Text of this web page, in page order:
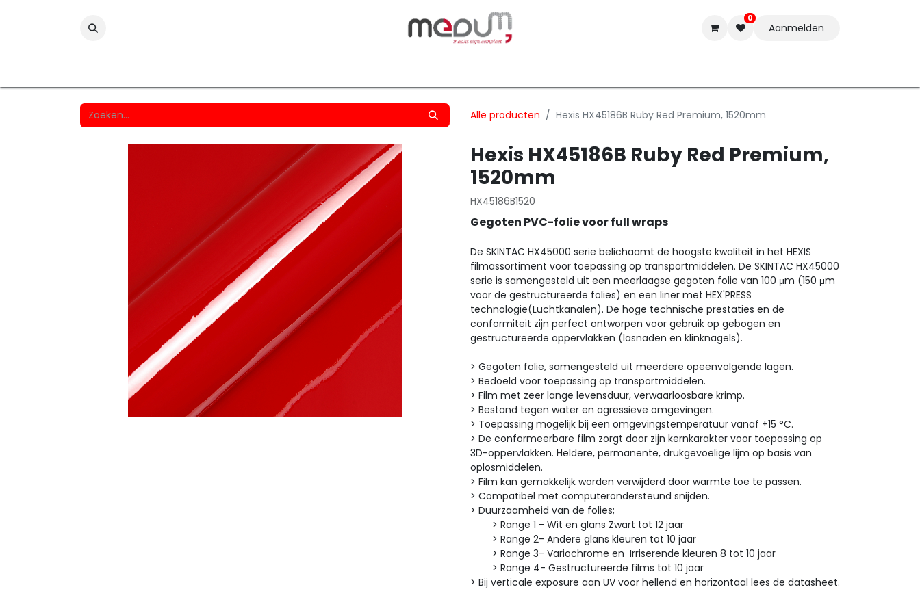
0
Aanmelden
Alle producten Hexis HX45186B Ruby Red Premium, 1520mm
Hexis HX45186B Ruby Red Premium,
1520mm
HX45186B1520
Gegoten PVC-folie voor full wraps
De SKINTAC HX45000 serie belichaamt de hoogste kwaliteit in het HEXIS
filmassortiment voor toepassing op transportmiddelen. De SKINTAC HX45000
serie is samengesteld uit een meerlaagse gegoten folie van 100 μm (150 μm
voor de gestructureerde folies) en een liner met HEX'PRESS
technologie(Luchtkanalen). De hoge technische prestaties en de
conformiteit zijn perfect ontworpen voor gebruik op gebogen en
gestructureerde oppervlakken (lasnaden en klinknagels).
> Gegoten folie, samengesteld uit meerdere opeenvolgende lagen.
> Bedoeld voor toepassing op transportmiddelen.
> Film met zeer lange levensduur, verwaarloosbare krimp.
> Bestand tegen water en agressieve omgevingen.
> Toepassing mogelijk bij een omgevingstemperatuur vanaf +15 °C.
> De conformeerbare film zorgt door zijn kernkarakter voor toepassing op
3D-oppervlakken. Heldere, permanente, drukgevoelige lijm op basis van
oplosmiddelen.
> Film kan gemakkelijk worden verwijderd door warmte toe te passen.
> Compatibel met computerondersteund snijden.
> Duurzaamheid van de folies;
> Range 1 - Wit en glans Zwart tot 12 jaar
> Range 2- Andere glans kleuren tot 10 jaar
> Range 3- Variochrome en Irriserende kleuren 8 tot 10 jaar
> Range 4- Gestructureerde films tot 10 jaar
> Bij verticale exposure aan UV voor hellend en horizontaal lees de datasheet.